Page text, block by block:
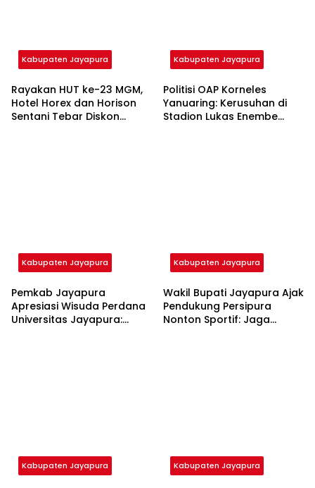
Kabupaten Jayapura
Rayakan HUT ke-23 MGM,
Hotel Horex dan Horison
Sentani Tebar Diskon
Kabupaten Jayapura
Politisi OAP Korneles
Yanuaring: Kerusuhan di
Stadion Lukas Enembe
Kabupaten Jayapura
Pemkab Jayapura
Apresiasi Wisuda Perdana
Universitas Jayapura:
Kabupaten Jayapura
Wakil Bupati Jayapura Ajak
Pendukung Persipura
Nonton Sportif: Jaga
Kabupaten Jayapura Kabupaten Jayapura